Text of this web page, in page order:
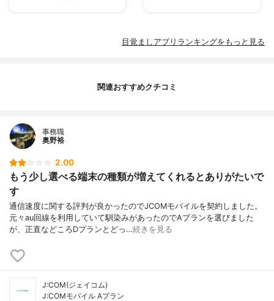
目覚ましアプリランキングをもっと見る
関連おすすめクチコミ
事務職
奥野裕
2.00
もう少し選べる端末の種類が増えてくれるとありがたいで
す
通信速度に関する評判が良かったのでJCOMモバイルを契約しました。
元々au回線を利用していて馴染みがあったのでAプランを選びました
が、正直などころDプランとどっ…続きを見る
J:COM(ジェイコム)
J:COMモバイル Aプラン